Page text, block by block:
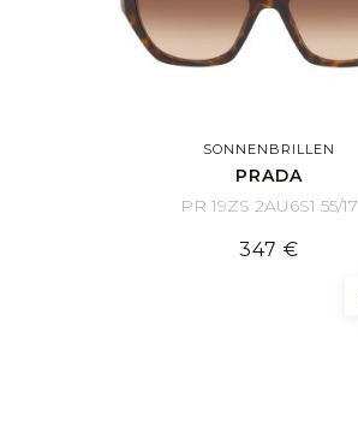
SONNENBRILLEN
PRADA
PR 19ZS 2AU6S1 55/17
347 €